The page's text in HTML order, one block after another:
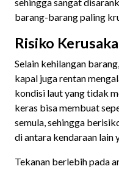
barang-barang paling
Risiko
Selain kehilangan
kapal juga rentan
kondisi laut yang tidak
keras bisa membuat
semula, sehingga
di antara kendaraan lain
Tekanan berlebih pada